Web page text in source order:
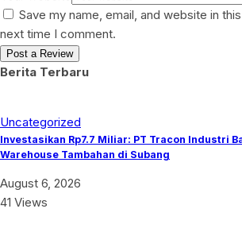
Save my name, email, and website in
next time I comment.
Berita Terbaru
Uncategorized
Investasikan Rp7.7 Miliar: PT Tracon Industri
Warehouse Tambahan di Subang
August 6, 2026
41 Views